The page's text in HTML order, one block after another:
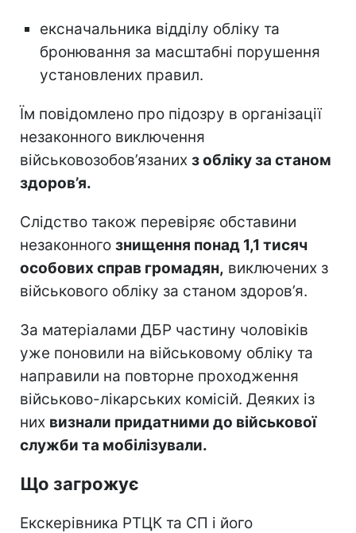
ексначальника відділу обліку та
бронювання за масштабні порушення
установлених правил.
Їм повідомлено про підозру в організації
незаконного виключення
військовозобов’язаних з обліку за станом
здоров’я.
Слідство також перевіряє обставини
незаконного знищення понад 1,1 тисяч
особових справ громадян, виключених з
військового обліку за станом здоров’я.
За матеріалами ДБР частину чоловіків
уже поновили на військовому обліку та
направили на повторне проходження
військово-лікарських комісій. Деяких із
них визнали придатними до військової
служби та мобілізували.
Що загрожує
Екскерівника РТЦК та СП і його